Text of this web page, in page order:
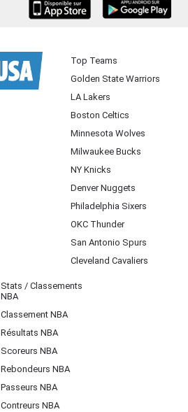
Top Teams
Golden State Warriors
LA Lakers
Boston Celtics
Minnesota Wolves
Milwaukee Bucks
NY Knicks
Denver Nuggets
Philadelphia Sixers
OKC Thunder
San Antonio Spurs
Cleveland Cavaliers
Stats / Classements
NBA
Classement NBA
Résultats NBA
Scoreurs NBA
Rebondeurs NBA
Passeurs NBA
Contreurs NBA